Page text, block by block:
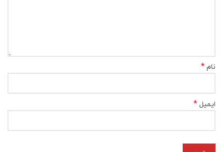
نام *
ایمیل *